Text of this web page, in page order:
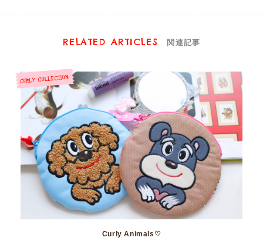
RELATED ARTICLES 関連記事
Curly Animals♡